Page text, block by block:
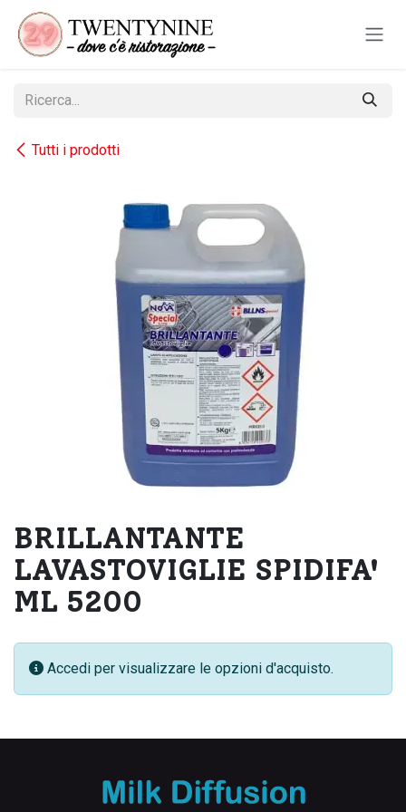
Passa al contenuto
Tutti i prodotti
BRILLANTANTE
LAVASTOVIGLIE SPIDIFA'
ML 5200
Accedi per visualizzare le opzioni d'acquisto.